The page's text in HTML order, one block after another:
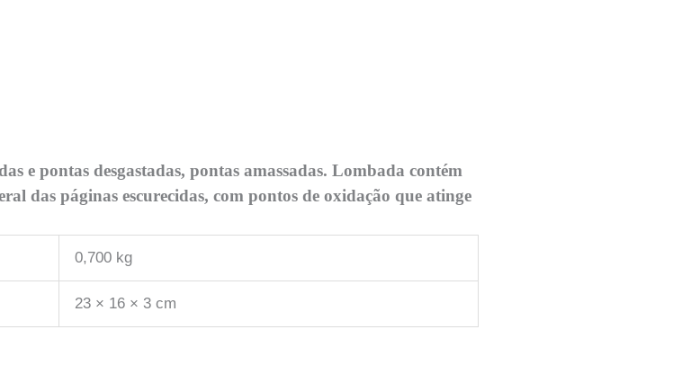
e pontas desgastadas, pontas amassadas. Lombada contém
das páginas escurecidas, com pontos de oxidação que atinge
0,700 kg
23 × 16 × 3 cm